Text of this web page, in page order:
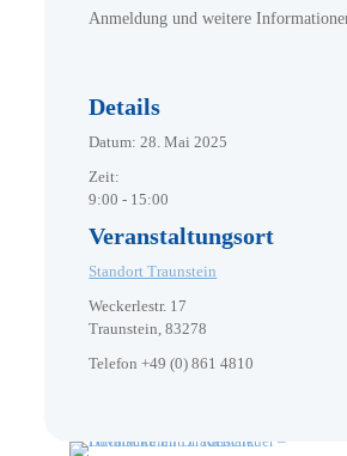
Anmeldung und weitere
Details
Datum: 28. Mai 2025
Zeit:
9:00 - 15:00
Veranstaltungsort
Standort Traunstein
Weckerlestr. 17
Traunstein, 83278
Telefon +49 (0) 861 4810